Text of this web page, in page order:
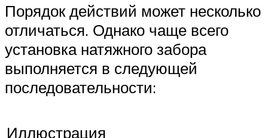
Порядок действий может несколько
отличаться. Однако чаще всего
установка натяжного забора
выполняется в следующей
последовательности:
Иллюстрация